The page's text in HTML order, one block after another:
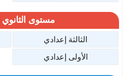
مستوى الثانوي
الثالثة إعدادي
الأولى إعدادي